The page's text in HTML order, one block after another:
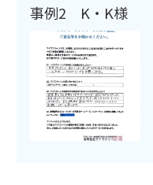
事例2 K・K様